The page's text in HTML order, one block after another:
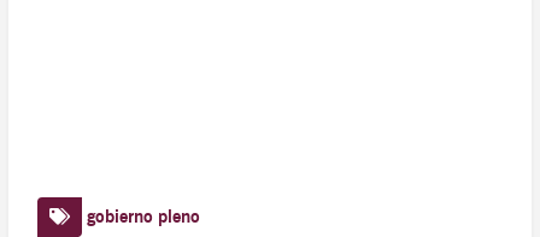
gobierno pleno